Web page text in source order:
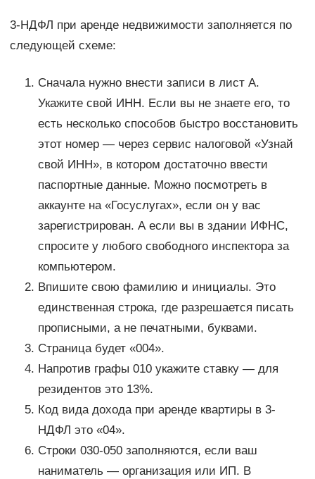
3-НДФЛ при аренде недвижимости заполняется по
следующей схеме:
Сначала нужно внести записи в лист А.
Укажите свой ИНН. Если вы не знаете его, то
есть несколько способов быстро восстановить
этот номер — через сервис налоговой «Узнай
свой ИНН», в котором достаточно ввести
паспортные данные. Можно посмотреть в
аккаунте на «Госуслугах», если он у вас
зарегистрирован. А если вы в здании ИФНС,
спросите у любого свободного инспектора за
компьютером.
Впишите свою фамилию и инициалы. Это
единственная строка, где разрешается писать
прописными, а не печатными, буквами.
Страница будет «004».
Напротив графы 010 укажите ставку — для
резидентов это 13%.
Код вида дохода при аренде квартиры в 3-
НДФЛ это «04».
Строки 030-050 заполняются, если ваш
наниматель — организация или ИП. В